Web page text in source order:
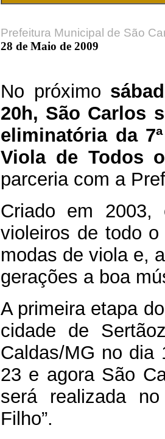
Prefeitura Municipal de São
28 de Maio de 2009
No próximo
20h, São Carlos
eliminatória da
Viola de Todos
parceria com a
Criado em 2003,
violeiros de todo
modas de viola e,
gerações a boa
A primeira etapa
cidade de
Caldas/MG no dia
23 e agora São
será realizada
Filho”.